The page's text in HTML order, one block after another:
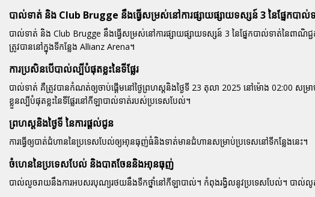
បាល់ទាត់ និង Club Brugge នឹងធ្វើសម្រស់នៅការផ្សាយផ្សាយទស្សន៍ 3 នៃផ្នែកប
បាល់ទាត់ និង Club Brugge នឹងធ្វើសម្រស់នៅការផ្សាយផ្សាយទស្សន៍ 3 នៃផ្នែកបាល់ទាត់នៃពា
ត្រូវបាននៅក្នុងទីកន្លែង Allianz Arena។
ការប្រសិនបើបាល់ល្បីបំផុតខ្លះនៃទីផ្លែរ
បាល់ទាត់ គឺត្រូវបានកំណត់ឲ្យចាប់ផ្តើមនៅថ្ងៃព្រហស្តនិងថ្ងៃទី 23 តុលា 2025 នៅម៉ោង 02:00 សម្
ខ្លួនល្បីបំផុតខ្លះនៃទីផ្លែរនៅកីឡាបាល់ទាត់របស់ប្រទេសបែល់។
ព្រហស្តនិងថ្ងៃទី នៃការផ្តល់ជូន
ការធ្វើឲ្យបាត់ជំហាននៃប្រទេសបែល់ឲ្យឤុនធុញ់ធំនិងទាត់មានជំហានសម្រាប់ប្រទេសនៅទីកន្លែងនេះ។
ចំហេននៃប្រទេសបែល់ និងបាតចែននិងឤុនធុញ់
បាល់លួចរាយនឹងការអបសរបុណ្យរថយនឹងទឺកថ្នាំនៅកីឡាបាល់។ កំពុងរង្វិលនូវប្រទេសបែល់។ បាល់លូ